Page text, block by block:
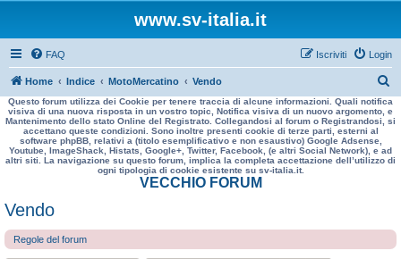
www.sv-italia.it
FAQ Login
Iscriviti
Home Indice MotoMercatino Vendo
e
r
a
Questo forum utilizza dei Cookie per tenere traccia di alcune informazioni. Quali notifica
visiva di una nuova risposta in un vostro topic, Notifica visiva di un nuovo argomento, e
Mantenimento dello stato Online del Registrato. Collegandosi al forum o Registrandosi, si
accettano queste condizioni. Sono inoltre presenti cookie di terze parti, esterni al
software phpBB, relativi a (titolo esemplificativo e non esaustivo) Google Adsense,
Youtube, ImageShack, Histats, Google+, Twitter, Facebook, (e altri Social Network), e ad
altri siti. La navigazione su questo forum, implica la completa accettazione dell’utilizzo di
ogni tipologia di cookie esistente su sv-italia.it.
VECCHIO FORUM
Vendo
Regole del forum